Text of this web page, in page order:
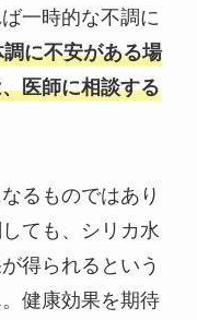
一時的な不調に
調に不安がある場
医師に相談する
るものではあり
ても、シリカ水
得られるという
健康効果を期待